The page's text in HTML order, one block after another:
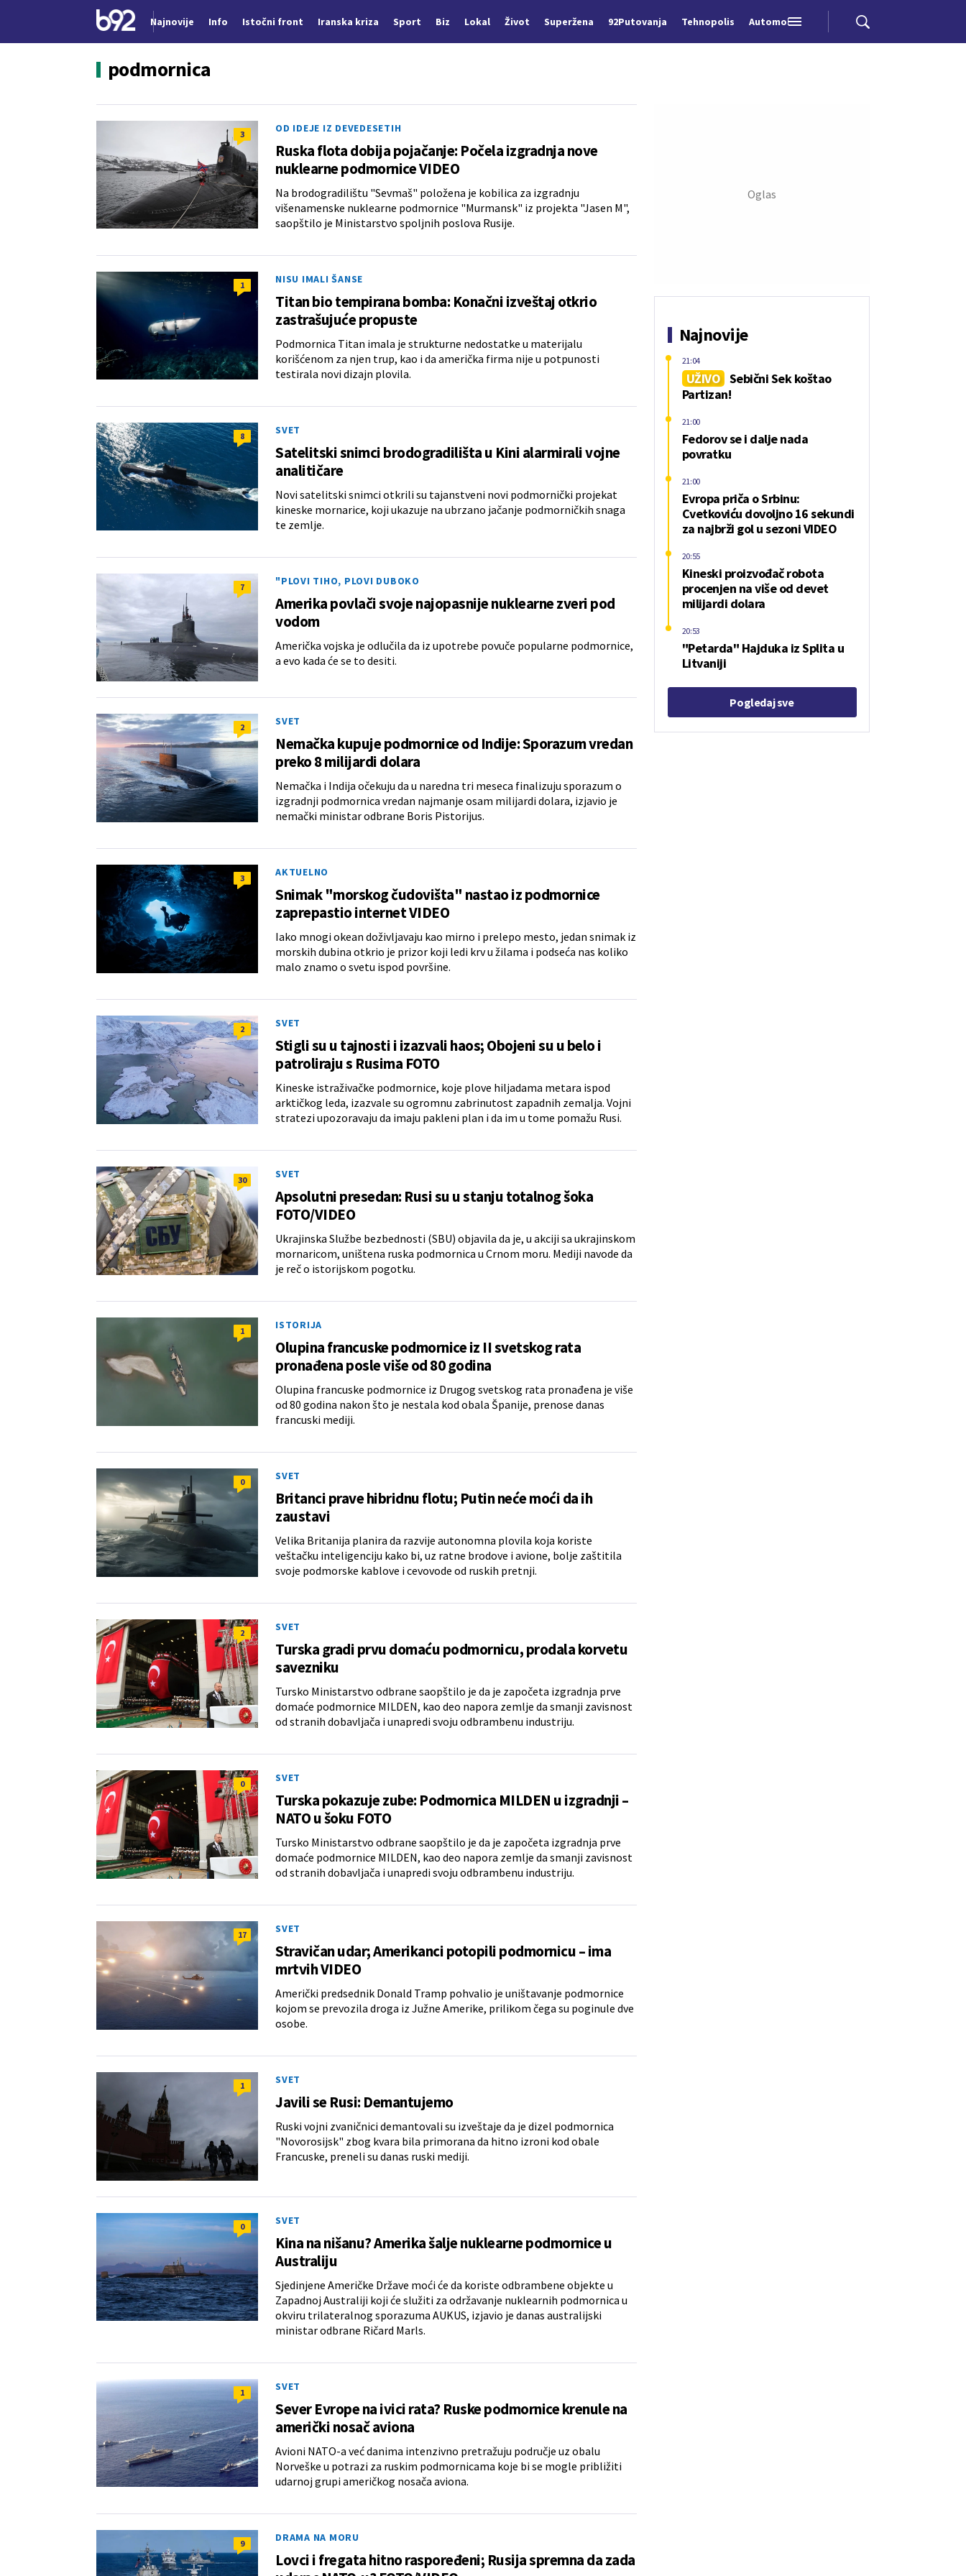
Najnovije Info Istočni front Iranska kriza Sport Biz Lokal Život Superžena 92Putovanja Tehnopolis Automobili
podmornica
3 OD IDEJE IZ DEVEDESETIH
Ruska flota dobija pojačanje: Počela izgradnja nove
nuklearne podmornice VIDEO
Na brodogradilištu "Sevmaš" položena je kobilica za izgradnju
višenamenske nuklearne podmornice "Murmansk" iz projekta "Jasen M",
saopštilo je Ministarstvo spoljnih poslova Rusije.
1 NISU IMALI ŠANSE
Titan bio tempirana bomba: Konačni izveštaj otkrio
zastrašujuće propuste
Podmornica Titan imala je strukturne nedostatke u materijalu
korišćenom za njen trup, kao i da američka firma nije u potpunosti
testirala novi dizajn plovila.
8 SVET
Satelitski snimci brodogradilišta u Kini alarmirali vojne
analitičare
Novi satelitski snimci otkrili su tajanstveni novi podmornički projekat
kineske mornarice, koji ukazuje na ubrzano jačanje podmorničkih snaga
te zemlje.
7 "PLOVI TIHO, PLOVI DUBOKO
Amerika povlači svoje najopasnije nuklearne zveri pod
vodom
Američka vojska je odlučila da iz upotrebe povuče popularne podmornice,
a evo kada će se to desiti.
2 SVET
Nemačka kupuje podmornice od Indije: Sporazum vredan
preko 8 milijardi dolara
Nemačka i Indija očekuju da u naredna tri meseca finalizuju sporazum o
izgradnji podmornica vredan najmanje osam milijardi dolara, izjavio je
nemački ministar odbrane Boris Pistorijus.
3 AKTUELNO
Snimak "morskog čudovišta" nastao iz podmornice
zaprepastio internet VIDEO
Iako mnogi okean doživljavaju kao mirno i prelepo mesto, jedan snimak iz
morskih dubina otkrio je prizor koji ledi krv u žilama i podseća nas koliko
malo znamo o svetu ispod površine.
2 SVET
Stigli su u tajnosti i izazvali haos; Obojeni su u belo i
patroliraju s Rusima FOTO
Kineske istraživačke podmornice, koje plove hiljadama metara ispod
arktičkog leda, izazvale su ogromnu zabrinutost zapadnih zemalja. Vojni
stratezi upozoravaju da imaju pakleni plan i da im u tome pomažu Rusi.
30 SVET
Apsolutni presedan: Rusi su u stanju totalnog šoka
FOTO/VIDEO
Ukrajinska Službe bezbednosti (SBU) objavila da je, u akciji sa ukrajinskom
mornaricom, uništena ruska podmornica u Crnom moru. Mediji navode da
je reč o istorijskom pogotku.
1 ISTORIJA
Olupina francuske podmornice iz II svetskog rata
pronađena posle više od 80 godina
Olupina francuske podmornice iz Drugog svetskog rata pronađena je više
od 80 godina nakon što je nestala kod obala Španije, prenose danas
francuski mediji.
0 SVET
Britanci prave hibridnu flotu; Putin neće moći da ih
zaustavi
Velika Britanija planira da razvije autonomna plovila koja koriste
veštačku inteligenciju kako bi, uz ratne brodove i avione, bolje zaštitila
svoje podmorske kablove i cevovode od ruskih pretnji.
2 SVET
Turska gradi prvu domaću podmornicu, prodala korvetu
savezniku
Tursko Ministarstvo odbrane saopštilo je da je započeta izgradnja prve
domaće podmornice MILDEN, kao deo napora zemlje da smanji zavisnost
od stranih dobavljača i unapredi svoju odbrambenu industriju.
0 SVET
Turska pokazuje zube: Podmornica MILDEN u izgradnji –
NATO u šoku FOTO
Tursko Ministarstvo odbrane saopštilo je da je započeta izgradnja prve
domaće podmornice MILDEN, kao deo napora zemlje da smanji zavisnost
od stranih dobavljača i unapredi svoju odbrambenu industriju.
17 SVET
Stravičan udar; Amerikanci potopili podmornicu – ima
mrtvih VIDEO
Američki predsednik Donald Tramp pohvalio je uništavanje podmornice
kojom se prevozila droga iz Južne Amerike, prilikom čega su poginule dve
osobe.
1 SVET
Javili se Rusi: Demantujemo
Ruski vojni zvaničnici demantovali su izveštaje da je dizel podmornica
"Novorosijsk" zbog kvara bila primorana da hitno izroni kod obale
Francuske, preneli su danas ruski mediji.
0 SVET
Kina na nišanu? Amerika šalje nuklearne podmornice u
Australiju
Sjedinjene Američke Države moći će da koriste odbrambene objekte u
Zapadnoj Australiji koji će služiti za održavanje nuklearnih podmornica u
okviru trilateralnog sporazuma AUKUS, izjavio je danas australijski
ministar odbrane Ričard Marls.
1 SVET
Sever Evrope na ivici rata? Ruske podmornice krenule na
američki nosač aviona
Avioni NATO-a već danima intenzivno pretražuju područje uz obalu
Norveške u potrazi za ruskim podmornicama koje bi se mogle približiti
udarnoj grupi američkog nosača aviona.
9 DRAMA NA MORU
Lovci i fregata hitno raspoređeni; Rusija spremna da zada
Najnovije
UŽIVO Sebični Sek koštao
Partizan!
21:04
Fedorov se i dalje nada
povratku
21:00
Evropa priča o Srbinu:
Cvetkoviću dovoljno 16 sekundi
za najbrži gol u sezoni VIDEO
21:00
Kineski proizvođač robota
procenjen na više od devet
milijardi dolara
20:55
"Petarda" Hajduka iz Splita u
Litvaniji
20:53
Pogledaj sve